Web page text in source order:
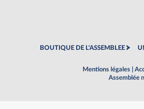
BOUTIQUE DE L'ASSEMBLEE
Mentions légales
Assemblée